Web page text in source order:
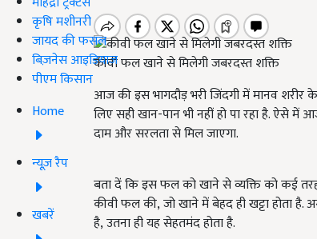
कृषि मशीनरी
जायद की फसल
बिज़नेस आइडियाज
पीएम किसान
Home
न्यूज़ रैप
खबरें
कीवी फल खाने से मिलेगी जबरदस्त शक्ति
आज की इस भागदौड़ भरी जिंदगी में मानव
लिए सही खान-पान भी नहीं हो पा रहा है.
दाम और सरलता से मिल जाएगा.
बता दें कि इस फल को खाने से व्यक्ति को कई
कीवी फल की, जो खाने में बेहद ही खट्टा होता है.
है, उतना ही यह सेहतमंद होता है.